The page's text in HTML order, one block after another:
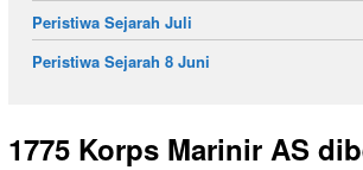
Peristiwa Sejarah Juli
Peristiwa Sejarah 8 Juni
1775 Korps Marinir AS